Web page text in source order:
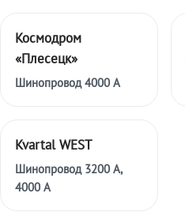
Космодром
«Плесецк»
Шинопровод 4000 А
Kvartal WEST
Шинопровод 3200 А,
4000 А